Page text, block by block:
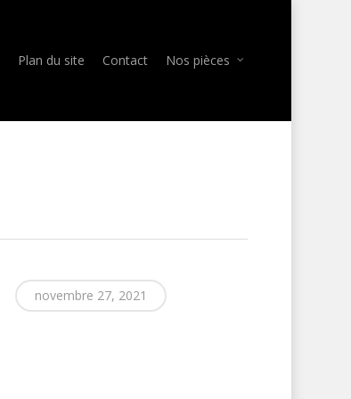
Plan du site Contact Nos pièces
novembre 27, 2021